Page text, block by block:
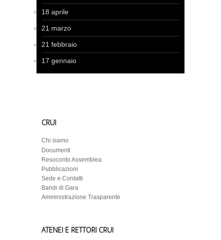
18 aprile
21 marzo
21 febbraio
17 gennaio
CRUI
Chi siamo
Documenti
Resoconto Assemblea
Pubblicazioni
Sede e Contatti
Bandi di Gara
Amministrazione Trasparente
ATENEI E RETTORI CRUI